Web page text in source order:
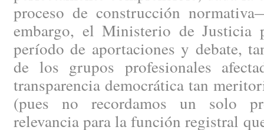
proceso de construcción
embargo, el Ministerio de Justicia
período de aportaciones y debate,
de los grupos profesionales
transparencia democrática tan
(pues no recordamos un solo
relevancia para la función registral